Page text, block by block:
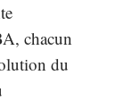
chacun
du